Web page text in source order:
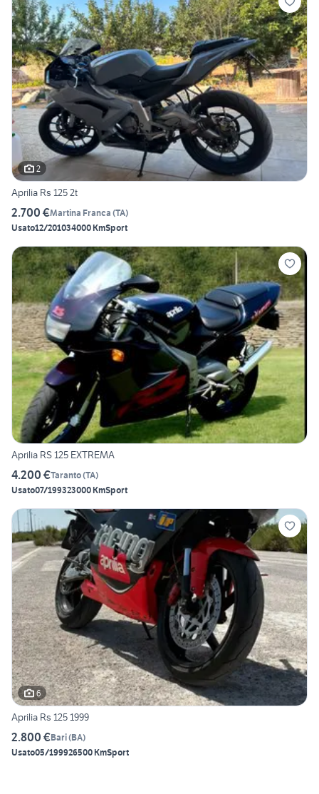
2
Aprilia Rs 125 2t
2.700 €Martina Franca (TA)
Usato12/201034000 KmSport
Aprilia RS 125 EXTREMA
4.200 €Taranto(TA)
Usato07/199323000 KmSport
6
Aprilia Rs 125 1999
2.800 €Bari(BA)
Usato05/199926500 KmSport